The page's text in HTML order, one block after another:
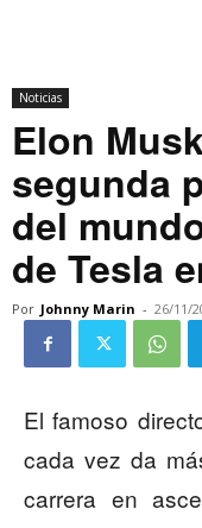
Noticias
Elon
segunda
del
de Tesla
Por Johnny Marin - 26/11/
El famoso
cada vez da
carrera en